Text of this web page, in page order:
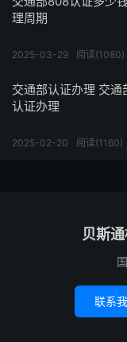
理周期
2025-03-29 阅读(1080)
交通部认证办理 交
认证办理
2025-02-20 阅读(1160)
贝斯
联系